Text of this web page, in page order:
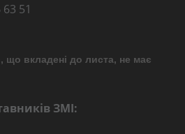
51
що вкладені до листа, не має
ЗМІ: